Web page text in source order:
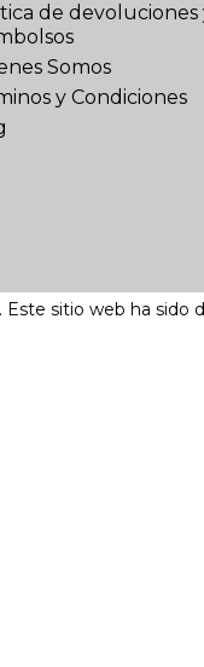
de devoluciones
Somos
y Condiciones
sitio web ha sido